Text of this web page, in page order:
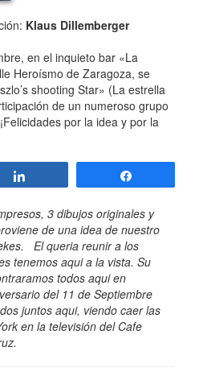
Klaus Dillemberger
en el inquieto bar «La
Heroísmo de Zaragoza, se
shooting Star» (La estrella
de un numeroso grupo
por la idea y por la
3 dibujos originales y
de una idea de nuestro
El queria reunir a los
tenemos aqui a la vista. Su
todos aqui en
del 11 de Septiembre
juntos aqui, viendo caer las
en la televisión del Cafe